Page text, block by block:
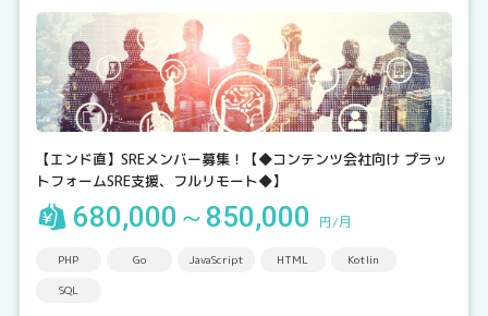
【エンド直】SREメンバー募集！【◆コンテンツ会社向け プラッ
トフォームSRE支援、フルリモート◆】
680,000～850,000 円/月
PHP Go JavaScript HTML
Kotlin
SQL